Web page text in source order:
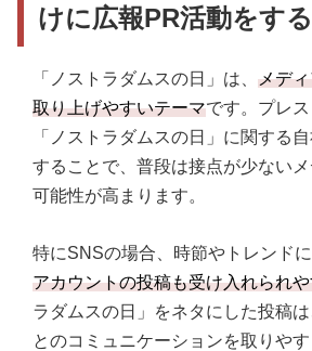
けに広報PR活動をす
「ノストラダムスの日」は、 メデ
取り上げやすいテーマです。プレス
「ノストラダムスの日」に関する
することで、普段は接点が少ない
可能性が高まります。
特にSNSの場合、時節やトレンドに
アカウントの投稿も受け入れられ
ラダムスの日」をネタにした投稿
とのコミュニケーションを取りや